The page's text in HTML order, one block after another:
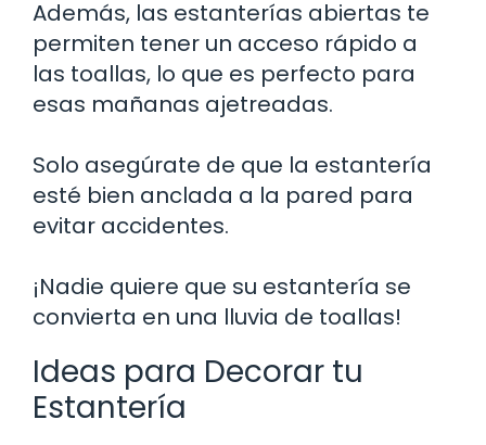
Además, las estanterías abiertas te
permiten tener un acceso rápido a
las toallas, lo que es perfecto para
esas mañanas ajetreadas.
Solo asegúrate de que la estantería
esté bien anclada a la pared para
evitar accidentes.
¡Nadie quiere que su estantería se
convierta en una lluvia de toallas!
Ideas para Decorar tu
Estantería